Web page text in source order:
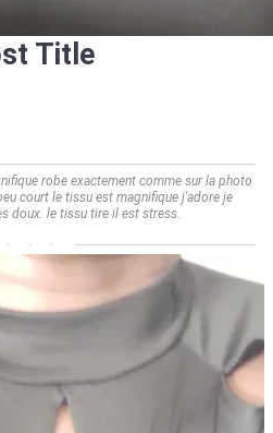
Title
robe exactement comme sur la photo
court le tissu est magnifique j'adore je
doux. le tissu tire il est stress.